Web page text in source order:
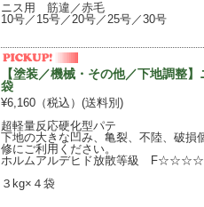
ニス用 筋違／赤毛
10号／15号／20号／25号／30号
【塗装／機械・その他／下地調整
袋
¥6,160（税込） (送料別)
超軽量反応硬化型パテ
下地の大きな凹み、亀裂、不陸、破損
修にご利用ください。
ホルムアルデヒド放散等級 F☆☆☆☆
３kg×４袋